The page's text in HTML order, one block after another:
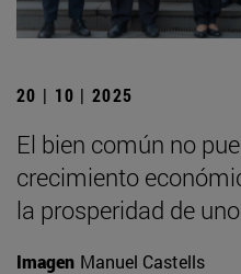
20 | 10 | 2025
El bien común no
crecimiento
la prosperidad de
Imagen Manuel Castells